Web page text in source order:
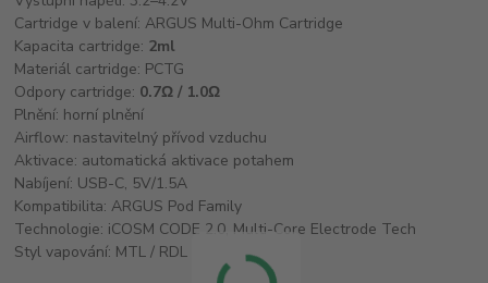
Cartridge v balení: ARGUS Multi-Ohm Cartridge
Kapacita cartridge: 2ml
Materiál cartridge: PCTG
Odpory cartridge: 0.7Ω / 1.0Ω
Plnění: horní plnění
Airflow: nastavitelný přívod vzduchu
Aktivace: automatická aktivace potahem
Nabíjení: USB-C, 5V/1.5A
Kompatibilita: ARGUS Pod Family
Technologie: iCOSM CODE 2.0, Multi-Core Electrode Tech
Styl vapování: MTL / RDL